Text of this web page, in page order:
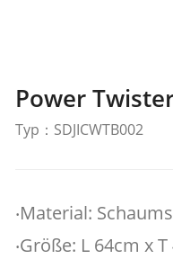
Power
Typ：SDJICWTB002
‧Material:
‧Größe: L 64cm x